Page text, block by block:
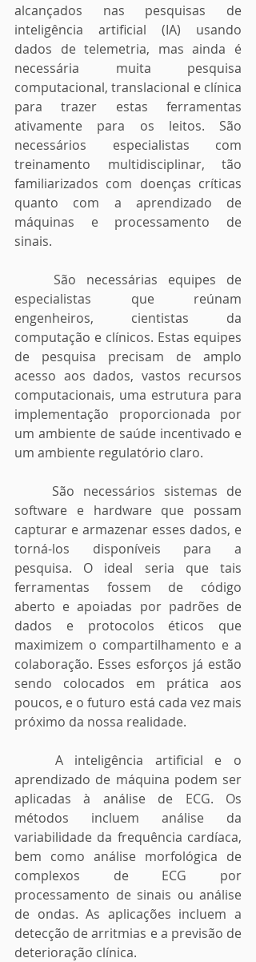
alcançados nas pesquisas de
inteligência artificial (IA) usando
dados de telemetria, mas ainda é
necessária muita pesquisa
computacional, translacional e clínica
para trazer estas ferramentas
ativamente para os leitos. São
necessários especialistas com
treinamento multidisciplinar, tão
familiarizados com doenças críticas
quanto com a aprendizado de
máquinas e processamento de
sinais.
especialistas que reúnam
engenheiros, cientistas da
computação e clínicos. Estas equipes
de pesquisa precisam de amplo
acesso aos dados, vastos recursos
computacionais, uma estrutura para
implementação proporcionada por
um ambiente de saúde incentivado e
um ambiente regulatório claro.
software e hardware que possam
capturar e armazenar esses dados, e
torná-los disponíveis para a
pesquisa. O ideal seria que tais
ferramentas fossem de código
aberto e apoiadas por padrões de
dados e protocolos éticos que
maximizem o compartilhamento e a
colaboração. Esses esforços já estão
sendo colocados em prática aos
poucos, e o futuro está cada vez mais
próximo da nossa realidade.
aprendizado de máquina podem ser
aplicadas à análise de ECG. Os
métodos incluem análise da
variabilidade da frequência cardíaca,
bem como análise morfológica de
complexos de ECG por
processamento de sinais ou análise
de ondas. As aplicações incluem a
detecção de arritmias e a previsão de
deterioração clínica.